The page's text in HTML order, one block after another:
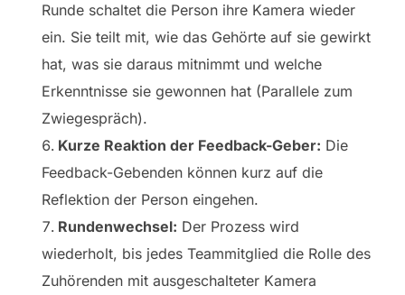
Runde schaltet die Person ihre Kamera wieder
ein. Sie teilt mit, wie das Gehörte auf sie gewirkt
hat, was sie daraus mitnimmt und welche
Erkenntnisse sie gewonnen hat (Parallele zum
Zwiegespräch).
Kurze Reaktion der Feedback-Geber: Die
Feedback-Gebenden können kurz auf die
Reflektion der Person eingehen.
Rundenwechsel: Der Prozess wird
wiederholt, bis jedes Teammitglied die Rolle des
Zuhörenden mit ausgeschalteter Kamera